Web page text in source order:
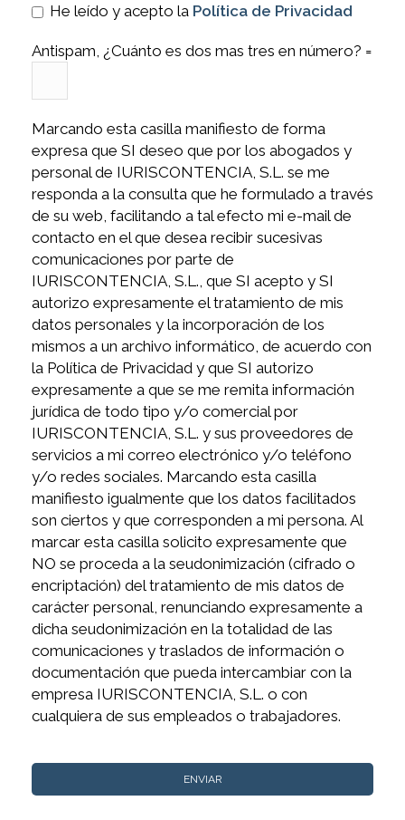
He leído y acepto la Política de Privacidad
Antispam, ¿Cuánto es dos mas tres en número? =
Marcando esta casilla manifiesto de forma
expresa que SI deseo que por los abogados y
personal de IURISCONTENCIA, S.L. se me
responda a la consulta que he formulado a través
de su web, facilitando a tal efecto mi e-mail de
contacto en el que desea recibir sucesivas
comunicaciones por parte de
IURISCONTENCIA, S.L., que SI acepto y SI
autorizo expresamente el tratamiento de mis
datos personales y la incorporación de los
mismos a un archivo informático, de acuerdo con
la Política de Privacidad y que SI autorizo
expresamente a que se me remita información
jurídica de todo tipo y/o comercial por
IURISCONTENCIA, S.L. y sus proveedores de
servicios a mi correo electrónico y/o teléfono
y/o redes sociales. Marcando esta casilla
manifiesto igualmente que los datos facilitados
son ciertos y que corresponden a mi persona. Al
marcar esta casilla solicito expresamente que
NO se proceda a la seudonimización (cifrado o
encriptación) del tratamiento de mis datos de
carácter personal, renunciando expresamente a
dicha seudonimización en la totalidad de las
comunicaciones y traslados de información o
documentación que pueda intercambiar con la
empresa IURISCONTENCIA, S.L. o con
cualquiera de sus empleados o trabajadores.